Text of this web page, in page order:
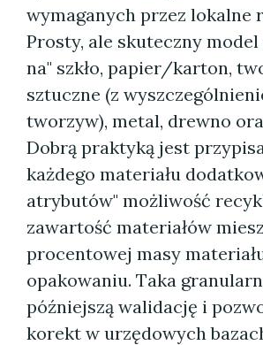
wymaganych przez lokalne
Prosty, ale skuteczny model
na" szkło, papier/karton,
sztuczne (z
tworzyw), metal, drewno
Dobrą praktyką jest
każdego materiału
atrybutów" możliwość
zawartość materiałów
procentowej masy
opakowaniu. Taka
późniejszą walidację i
korekt w urzędowych